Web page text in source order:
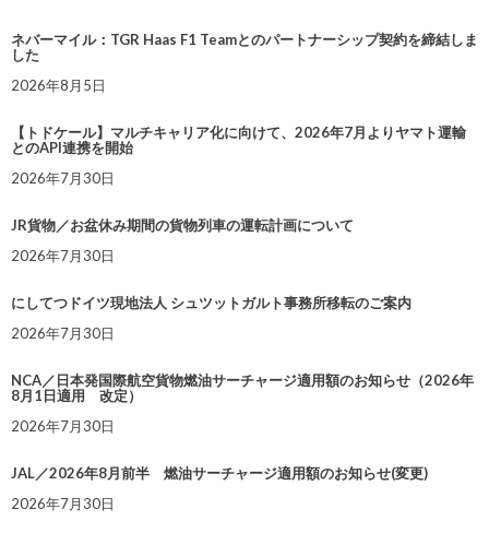
ネバーマイル：TGR Haas F1 Teamとのパートナーシップ契約を締結しま
した
2026年8月5日
【トドケール】マルチキャリア化に向けて、2026年7月よりヤマト運輸
とのAPI連携を開始
2026年7月30日
JR貨物／お盆休み期間の貨物列車の運転計画について
2026年7月30日
にしてつドイツ現地法人 シュツットガルト事務所移転のご案内
2026年7月30日
NCA／日本発国際航空貨物燃油サーチャージ適用額のお知らせ（2026年
8月1日適用 改定）
2026年7月30日
JAL／2026年8月前半 燃油サーチャージ適用額のお知らせ(変更)
2026年7月30日